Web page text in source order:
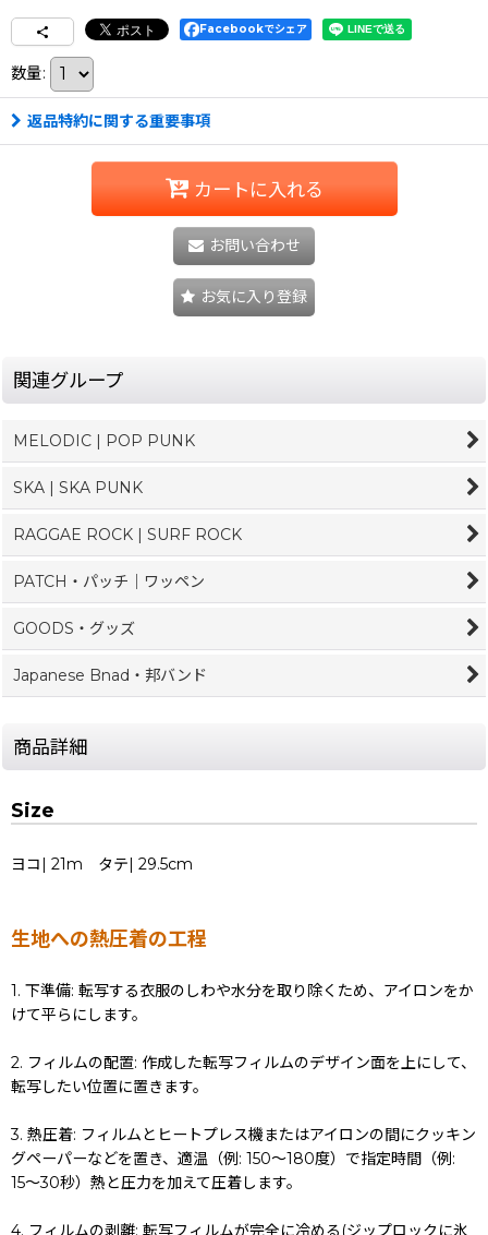
Facebookでシェア
数量:
返品特約に関する重要事項
カートに入れる
お問い合わせ
お気に入り登録
関連グループ
MELODIC | POP PUNK
SKA | SKA PUNK
RAGGAE ROCK | SURF ROCK
PATCH・パッチ｜ワッペン
GOODS・グッズ
Japanese Bnad・邦バンド
商品詳細
Size
ヨコ| 21m タテ| 29.5cm
生地への熱圧着の工程
1. 下準備: 転写する衣服のしわや水分を取り除くため、アイロンをか
けて平らにします。
2. フィルムの配置: 作成した転写フィルムのデザイン面を上にして、
転写したい位置に置きます。
3. 熱圧着: フィルムとヒートプレス機またはアイロンの間にクッキン
グペーパーなどを置き、適温（例: 150〜180度）で指定時間（例:
15〜30秒）熱と圧力を加えて圧着します。
4. フィルムの剥離: 転写フィルムが完全に冷める(ジップロックに氷